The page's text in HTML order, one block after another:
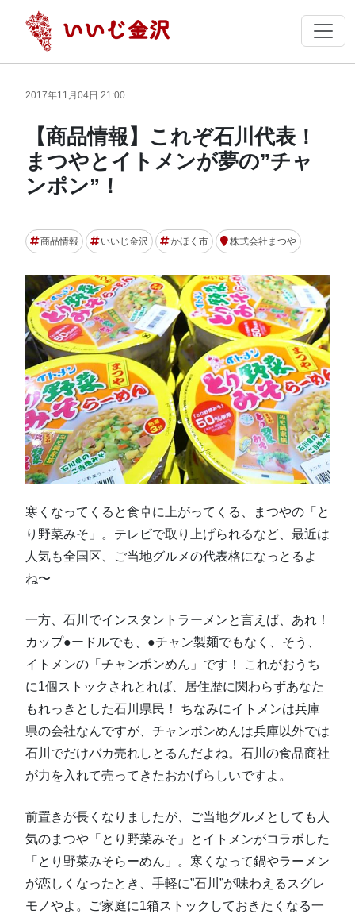
2017年11月04日 21:00
【商品情報】これぞ石川代表！
まつやとイトメンが夢の”チャ
ンポン”！
商品情報 いいじ金沢 かほく市 株式会社まつや
寒くなってくると食卓に上がってくる、まつやの「と
り野菜みそ」。テレビで取り上げられるなど、最近は
人気も全国区、ご当地グルメの代表格になっとるよ
ね〜
一方、石川でインスタントラーメンと言えば、あれ！
カップ●ードルでも、●チャン製麺でもなく、そう、
イトメンの「チャンポンめん」です！ これがおうち
に1個ストックされとれば、居住歴に関わらずあなた
もれっきとした石川県民！ ちなみにイトメンは兵庫
県の会社なんですが、チャンポンめんは兵庫以外では
石川でだけバカ売れしとるんだよね。石川の食品商社
が力を入れて売ってきたおかげらしいですよ。
前置きが長くなりましたが、ご当地グルメとしても人
気のまつや「とり野菜みそ」とイトメンがコラボした
「とり野菜みそらーめん」。寒くなって鍋やラーメン
が恋しくなったとき、手軽に”石川”が味わえるスグレ
モノやよ。ご家庭に1箱ストックしておきたくなる一